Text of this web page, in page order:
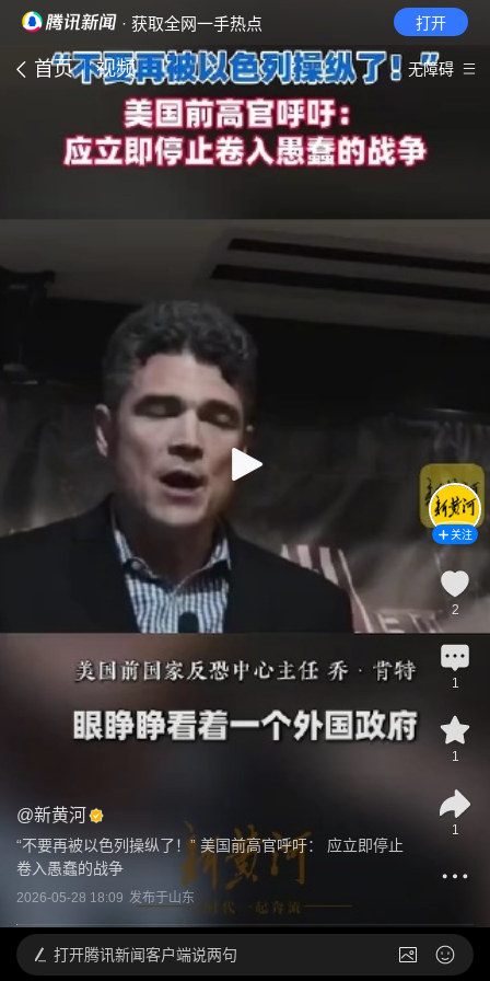
· 获取全网一手热点 打开
首页 视频 无障碍
@新黄河
“不要再被以色列操纵了！” 美国前高官呼吁： 应立即停止
卷入愚蠢的战争
2026-05-28 18:09 发布于山东
关注
2
1
1
1
打开腾讯新闻客户端说两句